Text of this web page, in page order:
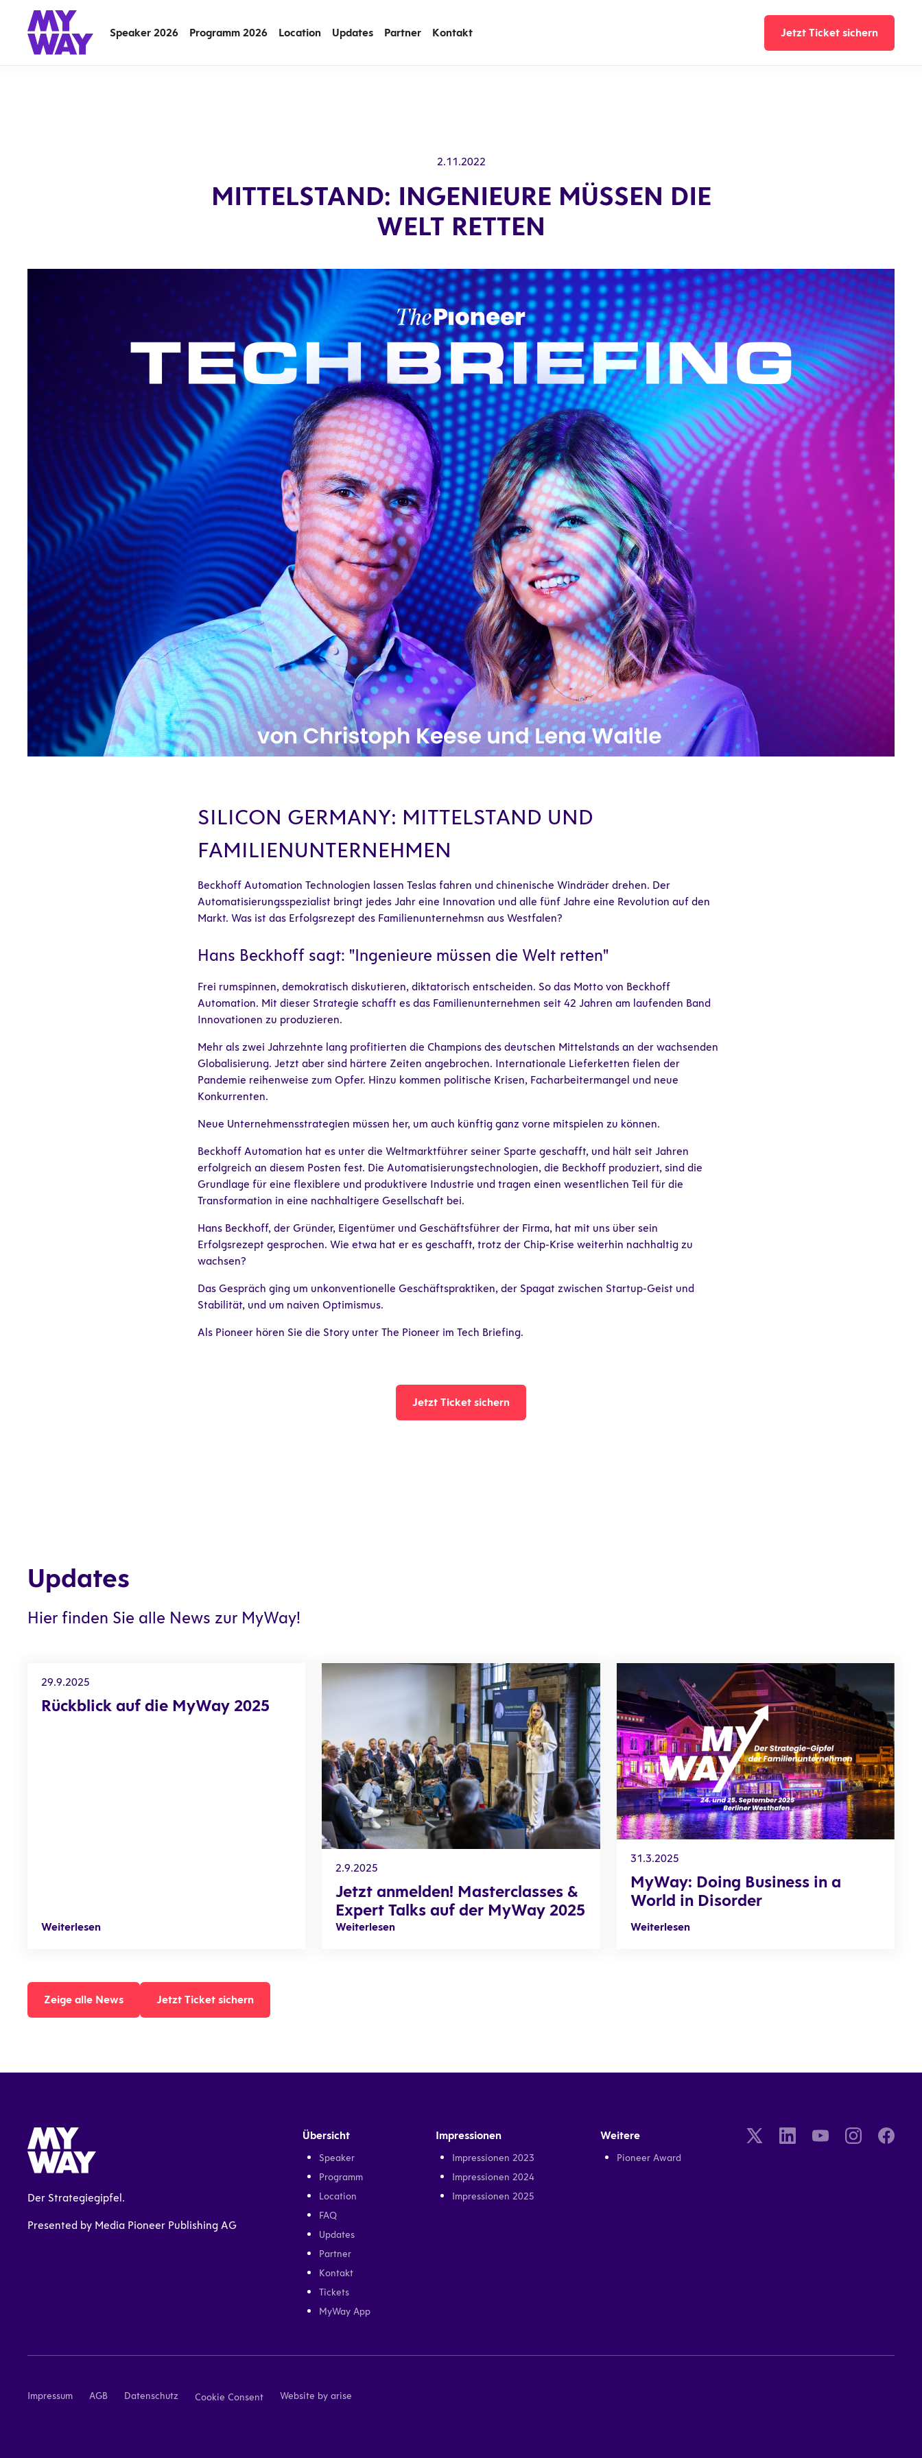
Speaker 2026 Programm 2026 Location Updates Partner
Kontakt
Jetzt Ticket sichern
2.11.2022
MITTELSTAND: INGENIEURE MÜSSEN DIE
WELT RETTEN
SILICON GERMANY: MITTELSTAND UND
FAMILIENUNTERNEHMEN
Beckhoff Automation Technologien lassen Teslas fahren und chinenische Windräder drehen. Der
Automatisierungsspezialist bringt jedes Jahr eine Innovation und alle fünf Jahre eine Revolution auf den
Markt. Was ist das Erfolgsrezept des Familienunternehmsn aus Westfalen?
Hans Beckhoff sagt: "Ingenieure müssen die Welt retten"
Frei rumspinnen, demokratisch diskutieren, diktatorisch entscheiden. So das Motto von Beckhoff
Automation. Mit dieser Strategie schafft es das Familienunternehmen seit 42 Jahren am laufenden Band
Innovationen zu produzieren.
Mehr als zwei Jahrzehnte lang profitierten die Champions des deutschen Mittelstands an der wachsenden
Globalisierung. Jetzt aber sind härtere Zeiten angebrochen. Internationale Lieferketten fielen der
Pandemie reihenweise zum Opfer. Hinzu kommen politische Krisen, Facharbeitermangel und neue
Konkurrenten.
Neue Unternehmensstrategien müssen her, um auch künftig ganz vorne mitspielen zu können.
Beckhoff Automation hat es unter die Weltmarktführer seiner Sparte geschafft, und hält seit Jahren
erfolgreich an diesem Posten fest. Die Automatisierungstechnologien, die Beckhoff produziert, sind die
Grundlage für eine flexiblere und produktivere Industrie und tragen einen wesentlichen Teil für die
Transformation in eine nachhaltigere Gesellschaft bei.
Hans Beckhoff, der Gründer, Eigentümer und Geschäftsführer der Firma, hat mit uns über sein
Erfolgsrezept gesprochen. Wie etwa hat er es geschafft, trotz der Chip-Krise weiterhin nachhaltig zu
wachsen?
Das Gespräch ging um unkonventionelle Geschäftspraktiken, der Spagat zwischen Startup-Geist und
Stabilität, und um naiven Optimismus.
Als Pioneer hören Sie die Story unter The Pioneer im Tech Briefing.
Jetzt Ticket sichern
Updates
Hier finden Sie alle News zur MyWay!
29.9.2025
Rückblick auf die MyWay 2025
Weiterlesen
Rückblick auf die MyWay 2025
2.9.2025
Jetzt anmelden! Masterclasses &
Expert Talks auf der MyWay 2025
Weiterlesen
Jetzt anmelden! Masterclasses & Expert Talks auf der MyWay 2025
31.3.2025
MyWay: Doing Business in a
World in Disorder
Weiterlesen
MyWay: Doing Business in a World in Disorder
Zeige alle News
Jetzt Ticket sichern
Der Strategiegipfel.
Presented by Media Pioneer Publishing AG
Übersicht
Speaker
Programm
Location
FAQ
Updates
Partner
Kontakt
Tickets
MyWay App
Impressionen
Impressionen 2023
Impressionen 2024
Impressionen 2025
Weitere
Pioneer Award
Impressum AGB Datenschutz Cookie Consent Website by arise